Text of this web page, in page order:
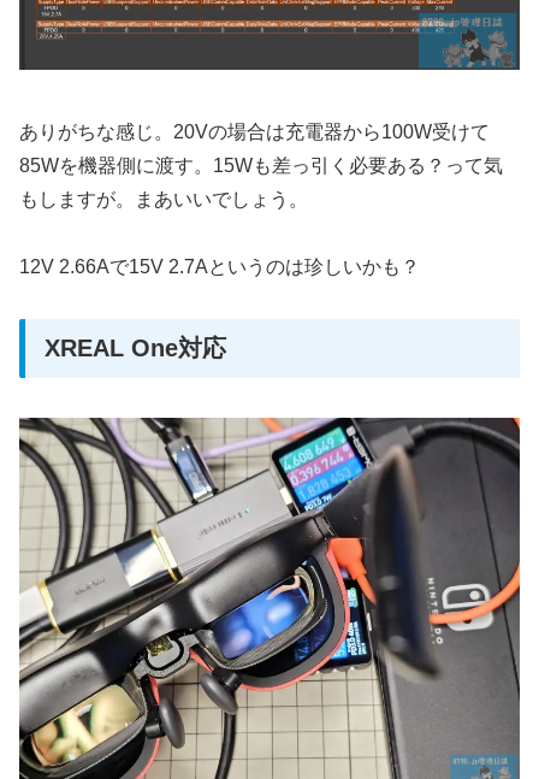
ありがちな感じ。20Vの場合は充電器から100W受けて
85Wを機器側に渡す。15Wも差っ引く必要ある？って気
もしますが。まあいいでしょう。
12V 2.66Aで15V 2.7Aというのは珍しいかも？
XREAL One対応